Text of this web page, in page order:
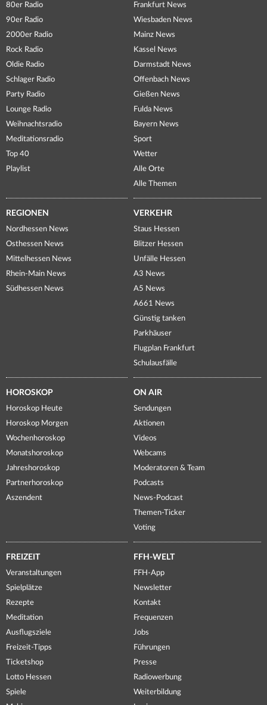
80er Radio
90er Radio
2000er Radio
Rock Radio
Oldie Radio
Schlager Radio
Party Radio
Lounge Radio
Weihnachtsradio
Meditationsradio
Top 40
Playlist
Frankfurt News
Wiesbaden News
Mainz News
Kassel News
Darmstadt News
Offenbach News
Gießen News
Fulda News
Bayern News
Sport
Wetter
Alle Orte
Alle Themen
REGIONEN
Nordhessen News
Osthessen News
Mittelhessen News
Rhein-Main News
Südhessen News
VERKEHR
Staus Hessen
Blitzer Hessen
Unfälle Hessen
A3 News
A5 News
A661 News
Günstig tanken
Parkhäuser
Flugplan Frankfurt
Schulausfälle
HOROSKOP
Horoskop Heute
Horoskop Morgen
Wochenhoroskop
Monatshoroskop
Jahreshoroskop
Partnerhoroskop
Aszendent
ON AIR
Sendungen
Aktionen
Videos
Webcams
Moderatoren & Team
Podcasts
News-Podcast
Themen-Ticker
Voting
FREIZEIT
Veranstaltungen
Spielplätze
Rezepte
Meditation
Ausflugsziele
Freizeit-Tipps
Ticketshop
Lotto Hessen
Spiele
FFH-WELT
FFH-App
Newsletter
Kontakt
Frequenzen
Jobs
Führungen
Presse
Radiowerbung
Weiterbildung